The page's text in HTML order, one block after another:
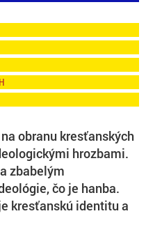
obranu kresťanských
hrozbami.
zbabelým
čo je hanba.
kresťanskú identitu a